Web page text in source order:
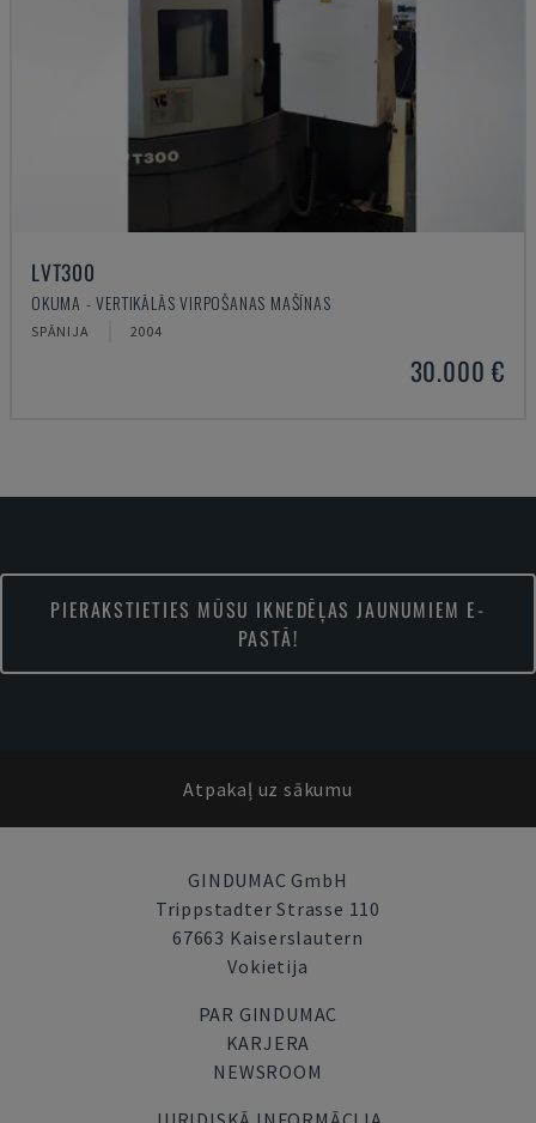
LVT300
OKUMA - VERTIKĀLĀS VIRPOŠANAS MAŠĪNAS
SPĀNIJA 2004
30.000 €
PIERAKSTIETIES MŪSU IKNEDĒĻAS JAUNUMIEM E-
PASTĀ!
Atpakaļ uz sākumu
GINDUMAC GmbH
Trippstadter Strasse 110
67663 Kaiserslautern
Vokietija
PAR GINDUMAC
KARJERA
NEWSROOM